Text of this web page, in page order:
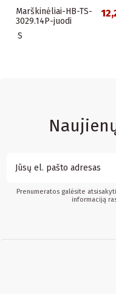
Marškinėliai-HB-TS-
3029.14P-juodi
S
Prenumeratos galėsite
informaciją